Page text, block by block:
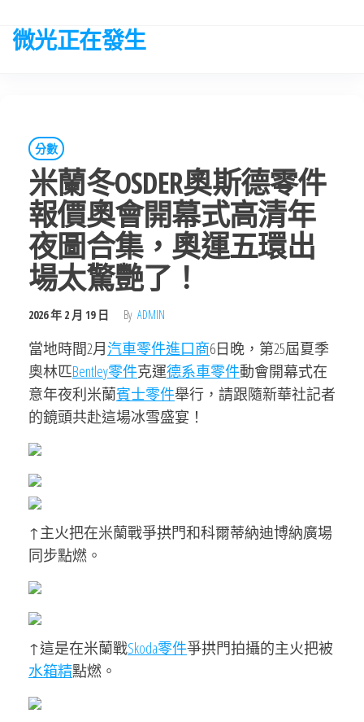
微光正在發生
分數
米蘭冬OSDER奧斯德零件
報價奧會開幕式高清年
夜圖合集，奧運五環出
場太驚艷了！
2026 年 2 月 19 日 By ADMIN
當地時間2月汽車零件進口商6日晚，第25屆夏季
奧林匹Bentley零件克運德系車零件動會開幕式在
意年夜利米蘭賓士零件舉行，請跟隨新華社記者
的鏡頭共赴這場冰雪盛宴！
↑主火把在米蘭戰爭拱門和科爾蒂納迪博納廣場
同步點燃。
↑這是在米蘭戰Skoda零件爭拱門拍攝的主火把被
水箱精點燃。